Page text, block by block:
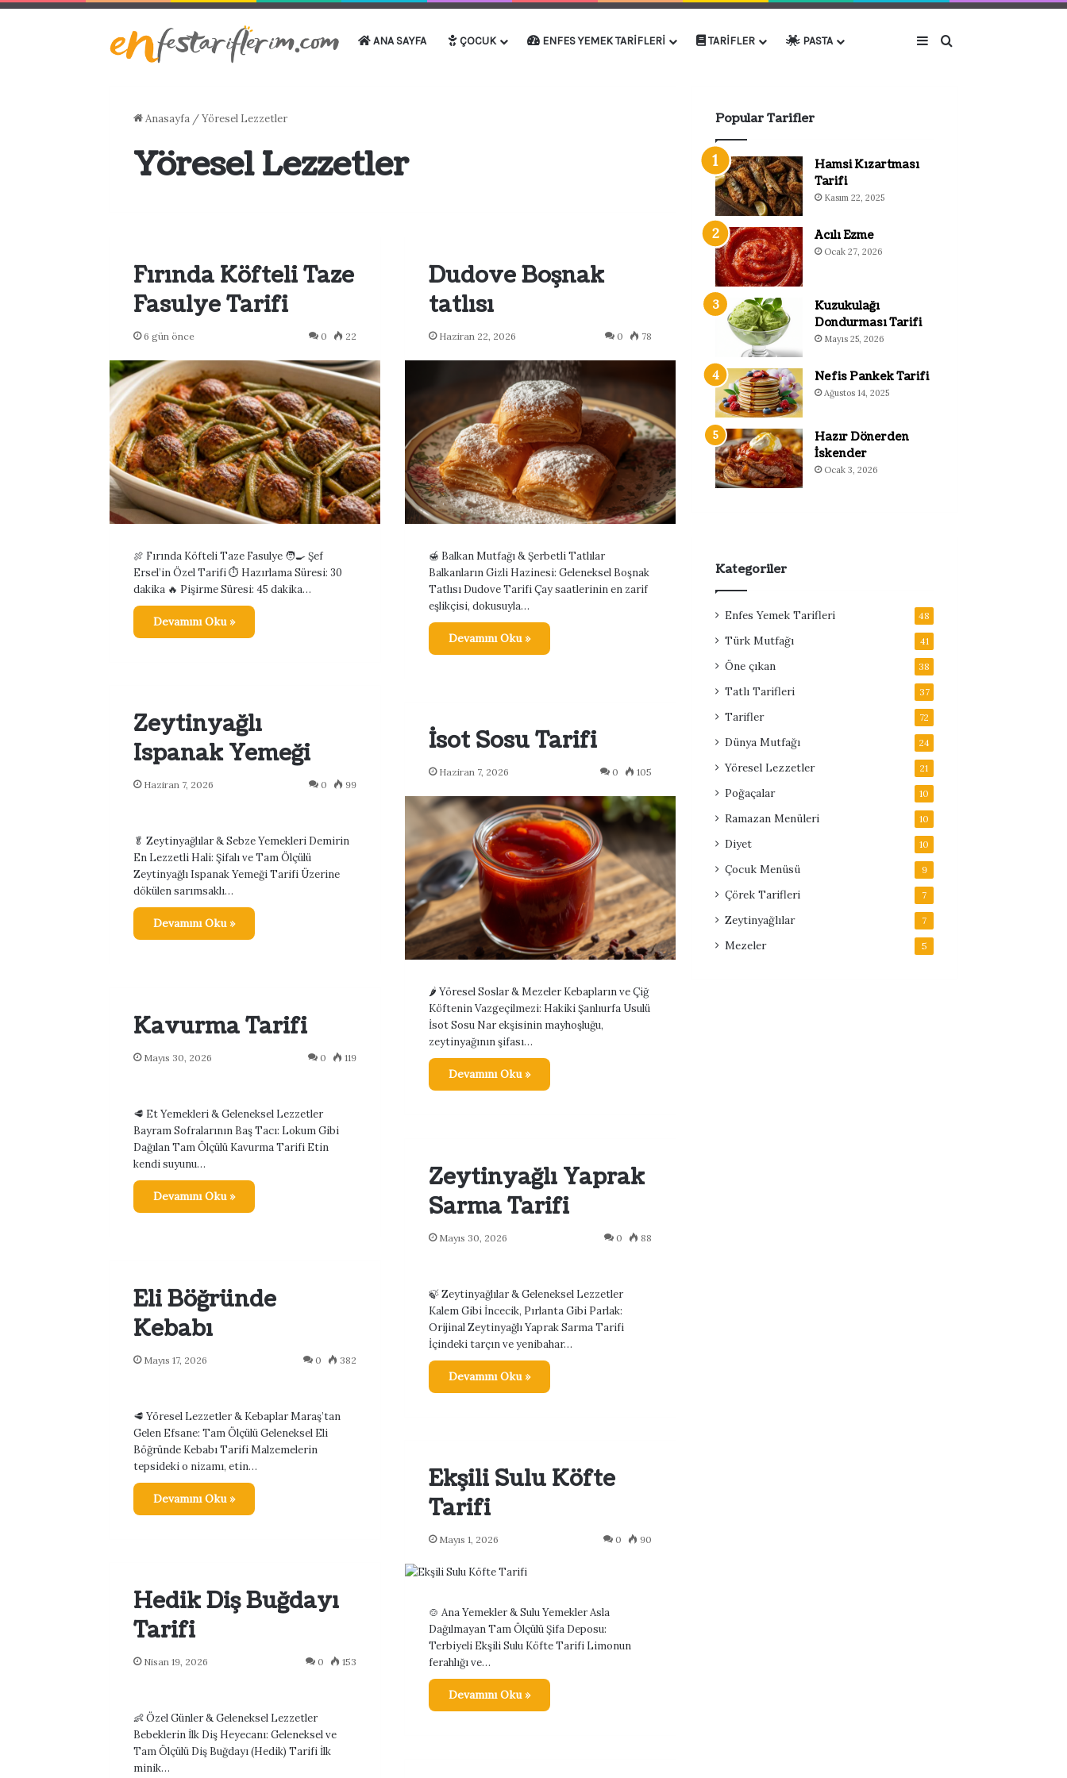
ANA SAYFA ÇOCUK ENFES YEMEK TARIFLERI TARIFLER PASTA Kenar Bölmesi
Arama yap ...
Anasayfa /Yöresel Lezzetler
Yöresel Lezzetler
Fırında Köfteli Taze
Fasulye Tarifi
6 gün önce 0 22
🍖 Fırında Köfteli Taze Fasulye 🧑‍🍳 Şef
Ersel’in Özel Tarifi ⏱️ Hazırlama Süresi: 30
dakika 🔥 Pişirme Süresi: 45 dakika…
Devamını Oku »
Dudove Boşnak
tatlısı
Haziran 22, 2026 0 78
🍯 Balkan Mutfağı & Şerbetli Tatlılar
Balkanların Gizli Hazinesi: Geleneksel Boşnak
Tatlısı Dudove Tarifi Çay saatlerinin en zarif
eşlikçisi, dokusuyla…
Devamını Oku »
Zeytinyağlı
Ispanak Yemeği
Haziran 7, 2026 0 99
🥬 Zeytinyağlılar & Sebze Yemekleri Demirin
En Lezzetli Hali: Şifalı ve Tam Ölçülü
Zeytinyağlı Ispanak Yemeği Tarifi Üzerine
dökülen sarımsaklı…
Devamını Oku »
İsot Sosu Tarifi
Haziran 7, 2026 0 105
🌶️ Yöresel Soslar & Mezeler Kebapların ve Çiğ
Köftenin Vazgeçilmezi: Hakiki Şanlıurfa Usulü
İsot Sosu Nar ekşisinin mayhoşluğu,
zeytinyağının şifası…
Devamını Oku »
Kavurma Tarifi
Mayıs 30, 2026 0 119
🥩 Et Yemekleri & Geleneksel Lezzetler
Bayram Sofralarının Baş Tacı: Lokum Gibi
Dağılan Tam Ölçülü Kavurma Tarifi Etin
kendi suyunu…
Devamını Oku »
Zeytinyağlı Yaprak
Sarma Tarifi
Mayıs 30, 2026 0 88
🍃 Zeytinyağlılar & Geleneksel Lezzetler
Kalem Gibi İncecik, Pırlanta Gibi Parlak:
Orijinal Zeytinyağlı Yaprak Sarma Tarifi
İçindeki tarçın ve yenibahar…
Devamını Oku »
Eli Böğründe
Kebabı
Mayıs 17, 2026 0 382
🥩 Yöresel Lezzetler & Kebaplar Maraş’tan
Gelen Efsane: Tam Ölçülü Geleneksel Eli
Böğründe Kebabı Tarifi Malzemelerin
tepsideki o nizamı, etin…
Devamını Oku »
Ekşili Sulu Köfte
Tarifi
Mayıs 1, 2026 0 90
🍲 Ana Yemekler & Sulu Yemekler Asla
Dağılmayan Tam Ölçülü Şifa Deposu:
Terbiyeli Ekşili Sulu Köfte Tarifi Limonun
ferahlığı ve…
Devamını Oku »
Hedik Diş Buğdayı
Tarifi
Nisan 19, 2026 0 153
👶 Özel Günler & Geleneksel Lezzetler
Bebeklerin İlk Diş Heyecanı: Geleneksel ve
Tam Ölçülü Diş Buğdayı (Hedik) Tarifi İlk
minik…
Popular Tarifler
Hamsi Kızartması
Tarifi
Kasım 22, 2025
Acılı Ezme
Ocak 27, 2026
Kuzukulağı
Dondurması Tarifi
Mayıs 25, 2026
Nefis Pankek Tarifi
Ağustos 14, 2025
Hazır Dönerden
İskender
Ocak 3, 2026
Kategoriler
Enfes Yemek Tarifleri 48
Türk Mutfağı 41
Öne çıkan 38
Tatlı Tarifleri 37
Tarifler 72
Dünya Mutfağı 24
Yöresel Lezzetler 21
Poğaçalar 10
Ramazan Menüleri 10
Diyet 10
Çocuk Menüsü 9
Çörek Tarifleri 7
Zeytinyağlılar 7
Mezeler 5